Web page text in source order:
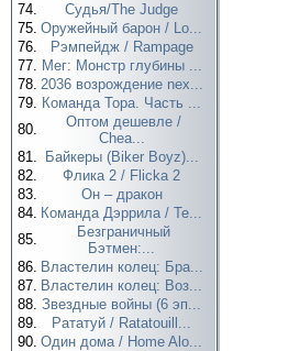
74.
Судья/The Judge
75. Оружейный барон / Lo...
76.
Рэмпейдж / Rampage
77. Мег: Монстр глубины ...
78. 2036 возрождение nex...
79. Команда Тора. Часть ...
80.
Оптом дешевле /
Chea...
81.
Байкеры (Biker Boyz)...
82.
Флика 2 / Flicka 2
83.
Он – дракон
84. Команда Дэррила / Te...
85.
Безграничный
Бэтмен:...
86. Властелин колец: Бра...
87. Властелин колец: Воз...
88. Звездные войны (6 эп...
89.
Рататуй / Ratatouill...
90. Один дома / Home Alo...